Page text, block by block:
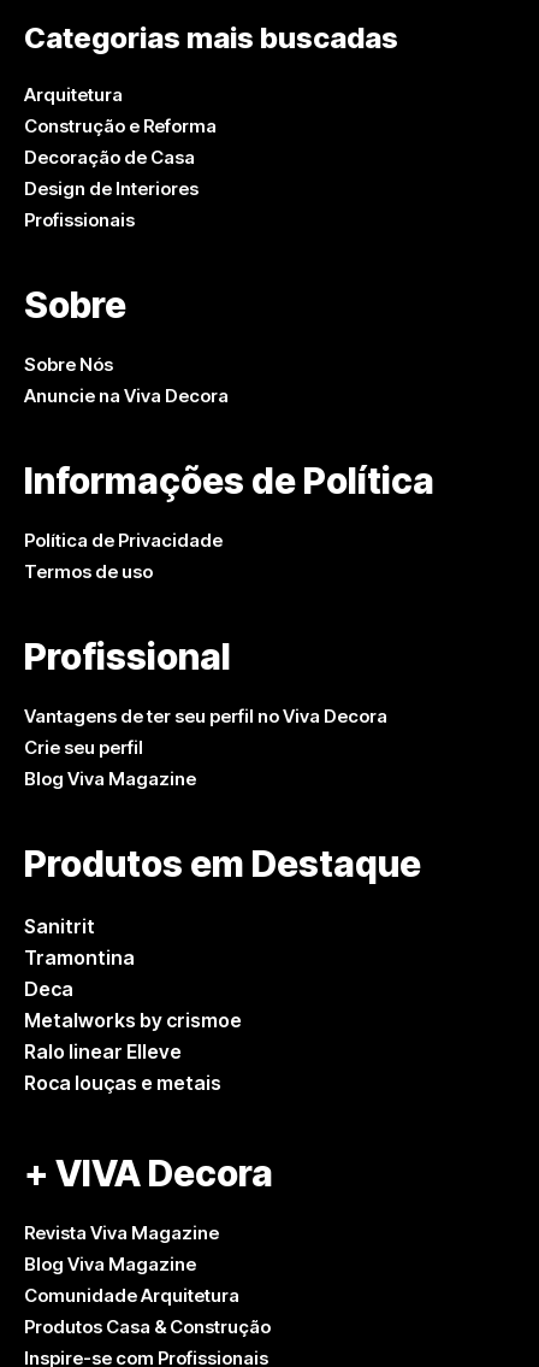
Categorias mais buscadas
Arquitetura
Construção e Reforma
Decoração de Casa
Design de Interiores
Profissionais
Sobre
Sobre Nós
Anuncie na Viva Decora
Informações de Política
Política de Privacidade
Termos de uso
Profissional
Vantagens de ter seu perfil no Viva Decora
Crie seu perfil
Blog Viva Magazine
Produtos em Destaque
Sanitrit
Tramontina
Deca
Metalworks by crismoe
Ralo linear Elleve
Roca louças e metais
+ VIVA Decora
Revista Viva Magazine
Blog Viva Magazine
Comunidade Arquitetura
Produtos Casa & Construção
Inspire-se com Profissionais